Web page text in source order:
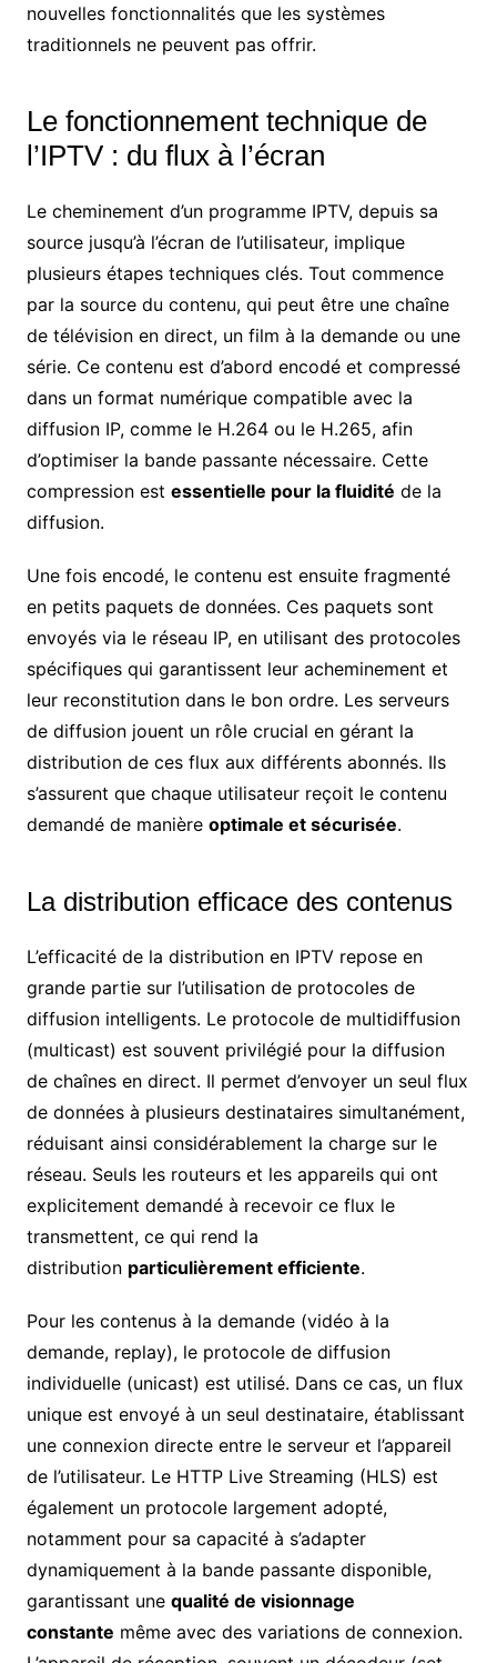
nouvelles fonctionnalités que les systèmes
traditionnels ne peuvent pas offrir.
Le fonctionnement technique de
l’IPTV : du flux à l’écran
Le cheminement d’un programme IPTV, depuis sa
source jusqu’à l’écran de l’utilisateur, implique
plusieurs étapes techniques clés. Tout commence
par la source du contenu, qui peut être une chaîne
de télévision en direct, un film à la demande ou une
série. Ce contenu est d’abord encodé et compressé
dans un format numérique compatible avec la
diffusion IP, comme le H.264 ou le H.265, afin
d’optimiser la bande passante nécessaire. Cette
compression est essentielle pour la fluidité de la
diffusion.
Une fois encodé, le contenu est ensuite fragmenté
en petits paquets de données. Ces paquets sont
envoyés via le réseau IP, en utilisant des protocoles
spécifiques qui garantissent leur acheminement et
leur reconstitution dans le bon ordre. Les serveurs
de diffusion jouent un rôle crucial en gérant la
distribution de ces flux aux différents abonnés. Ils
s’assurent que chaque utilisateur reçoit le contenu
demandé de manière optimale et sécurisée.
La distribution efficace des contenus
L’efficacité de la distribution en IPTV repose en
grande partie sur l’utilisation de protocoles de
diffusion intelligents. Le protocole de multidiffusion
(multicast) est souvent privilégié pour la diffusion
de chaînes en direct. Il permet d’envoyer un seul flux
de données à plusieurs destinataires simultanément,
réduisant ainsi considérablement la charge sur le
réseau. Seuls les routeurs et les appareils qui ont
explicitement demandé à recevoir ce flux le
transmettent, ce qui rend la
distribution particulièrement efficiente.
Pour les contenus à la demande (vidéo à la
demande, replay), le protocole de diffusion
individuelle (unicast) est utilisé. Dans ce cas, un flux
unique est envoyé à un seul destinataire, établissant
une connexion directe entre le serveur et l’appareil
de l’utilisateur. Le HTTP Live Streaming (HLS) est
également un protocole largement adopté,
notamment pour sa capacité à s’adapter
dynamiquement à la bande passante disponible,
garantissant une qualité de visionnage
constante même avec des variations de connexion.